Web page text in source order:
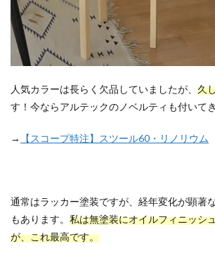
人気カラーは長らく欠品していましたが、 久
す！今ならアルテックのノベルティも付いてき
→ 【スコープ特注】スツール60・リノリウム
通常はラッカー塗装ですが、経年変化が顕著
もあります。 私は無塗装にオイルフィニッシ
が、これ最高です。